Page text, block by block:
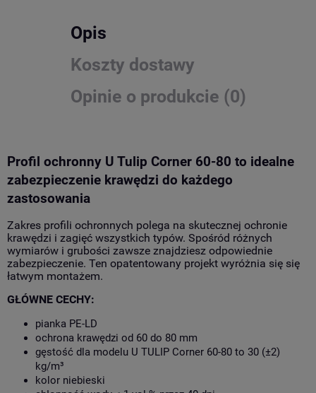
Opis
Koszty dostawy
Opinie o produkcie (0)
Profil ochronny U Tulip Corner 60-80 to idealne
zabezpieczenie krawędzi do każdego
zastosowania
Zakres profili ochronnych polega na skutecznej ochronie
krawędzi i zagięć wszystkich typów. Spośród różnych
wymiarów i grubości zawsze znajdziesz odpowiednie
zabezpieczenie. Ten opatentowany projekt wyróżnia się się
łatwym montażem.
GŁÓWNE CECHY:
pianka PE-LD
ochrona krawędzi od 60 do 80 mm
gęstość dla modelu U TULIP Corner 60-80 to 30 (±2)
kg/m³
kolor niebieski